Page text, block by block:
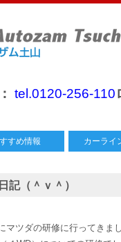
tel.0120-256-110
すめ情報 カーライ
記（＾ｖ＾）
ツダの研修に行ってきまし